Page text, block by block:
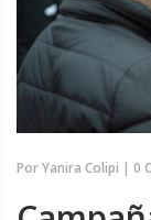
PorYanira Colipi | 0